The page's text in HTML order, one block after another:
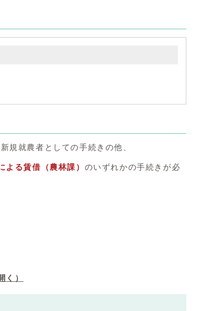
規就農者としての手続きの他、
よる賃借（農林課） のいずれかの手続きが必
く）